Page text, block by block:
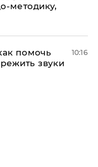
методику,
помочь
звуки
10:16